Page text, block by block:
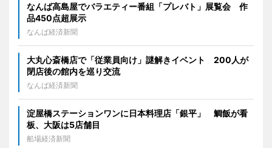
なんば高島屋でバラエティー番組「プレバト」展覧会 作
品450点超展示
なんば経済新聞
大丸心斎橋店で「従業員向け」謎解きイベント 200人が
閉店後の館内を巡り交流
なんば経済新聞
淀屋橋ステーションワンに日本料理店「銀平」 鯛飯が看
板、大阪は5店舗目
船場経済新聞